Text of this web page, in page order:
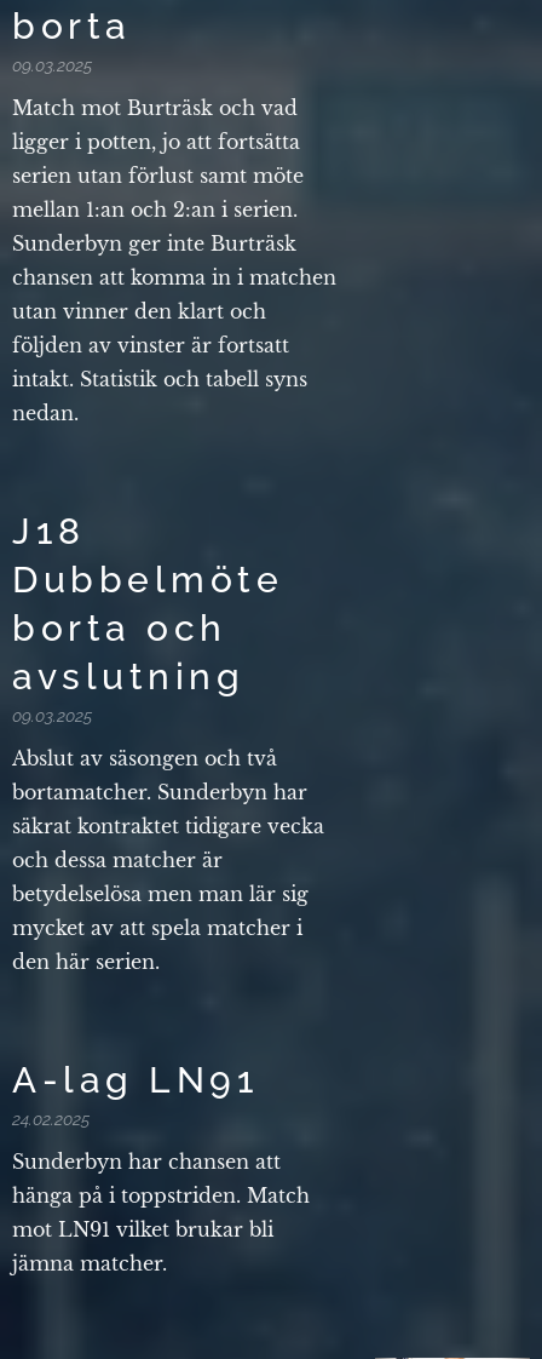
borta
09.03.2025
Match mot Burträsk och vad
ligger i potten, jo att fortsätta
serien utan förlust samt möte
mellan 1:an och 2:an i serien.
Sunderbyn ger inte Burträsk
chansen att komma in i matchen
utan vinner den klart och
följden av vinster är fortsatt
intakt. Statistik och tabell syns
nedan.
J18
Dubbelmöte
borta och
avslutning
09.03.2025
Abslut av säsongen och två
bortamatcher. Sunderbyn har
säkrat kontraktet tidigare vecka
och dessa matcher är
betydelselösa men man lär sig
mycket av att spela matcher i
den här serien.
A-lag LN91
24.02.2025
Sunderbyn har chansen att
hänga på i toppstriden. Match
mot LN91 vilket brukar bli
jämna matcher.